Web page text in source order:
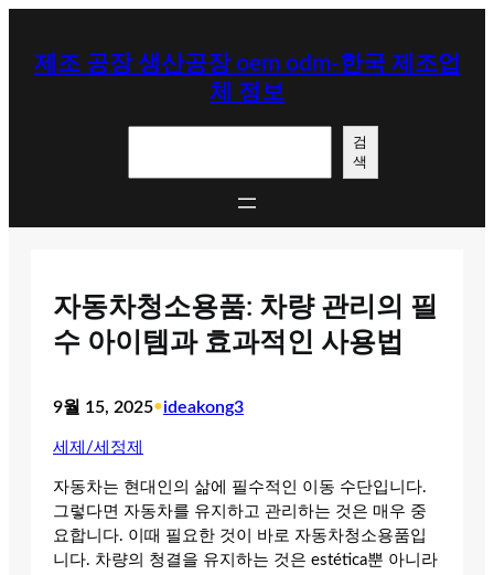
제조 공장 생산공장 oem odm-한국 제조업
체 정보
검
색
자동차청소용품: 차량 관리의 필
수 아이템과 효과적인 사용법
9월 15, 2025•ideakong3
세제/세정제
자동차는 현대인의 삶에 필수적인 이동 수단입니다.
그렇다면 자동차를 유지하고 관리하는 것은 매우 중
요합니다. 이때 필요한 것이 바로 자동차청소용품입
니다. 차량의 청결을 유지하는 것은 estética뿐 아니라